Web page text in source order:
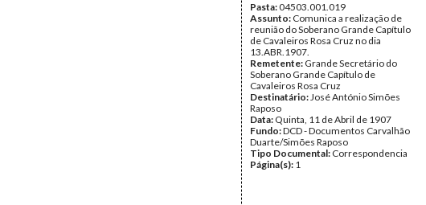
Pasta:04503.001.019
Assunto: Comunica a realização de
reunião do Soberano Grande Capítulo
de Cavaleiros Rosa Cruz no dia
13.ABR.1907.
Remetente: Grande Secretário do
Soberano Grande Capítulo de
Cavaleiros Rosa Cruz
Destinatário:José António Simões
Raposo
Data: Quinta, 11 de Abril de 1907
Fundo:DCD - Documentos Carvalhão
Duarte/Simões Raposo
Tipo Documental: Correspondencia
Página(s): 1